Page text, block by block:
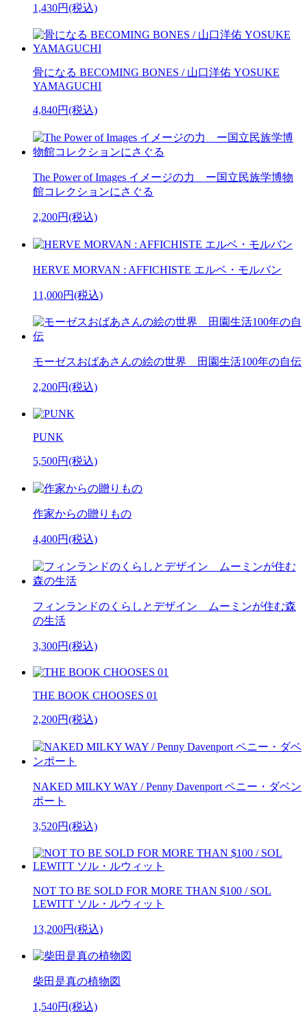
1,430円(税込)
骨になる BECOMING BONES / 山口洋佑 YOSUKE
YAMAGUCHI
4,840円(税込)
The Power of Images イメージの力 ー国立民族学博物
館コレクションにさぐる
2,200円(税込)
HERVE MORVAN : AFFICHISTE エルベ・モルバン
11,000円(税込)
モーゼスおばあさんの絵の世界 田園生活100年の自伝
2,200円(税込)
PUNK
5,500円(税込)
作家からの贈りもの
4,400円(税込)
フィンランドのくらしとデザイン ムーミンが住む森
の生活
3,300円(税込)
THE BOOK CHOOSES 01
2,200円(税込)
NAKED MILKY WAY / Penny Davenport ペニー・ダベン
ポート
3,520円(税込)
NOT TO BE SOLD FOR MORE THAN $100 / SOL
LEWITT ソル・ルウィット
13,200円(税込)
柴田是真の植物図
1,540円(税込)